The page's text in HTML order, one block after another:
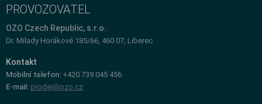
PROVOZOVATEL
OZO Czech Republic, s.r.o.
Dr. Milady Horákové 185/66, 460 07, Liberec
Kontakt
Mobilní telefon: +420 739 045 456
E-mail: prodej@ozo.cz